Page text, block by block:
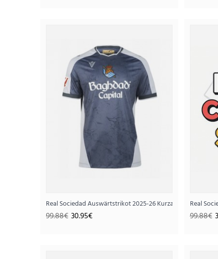
SALE
Real Sociedad Auswärtstrikot 2025-26 Kurzarm
99.88€ 30.95€
Real
99.88€